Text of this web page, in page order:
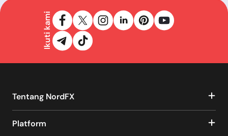
Ikuti kami
Tentang NordFX
Platform